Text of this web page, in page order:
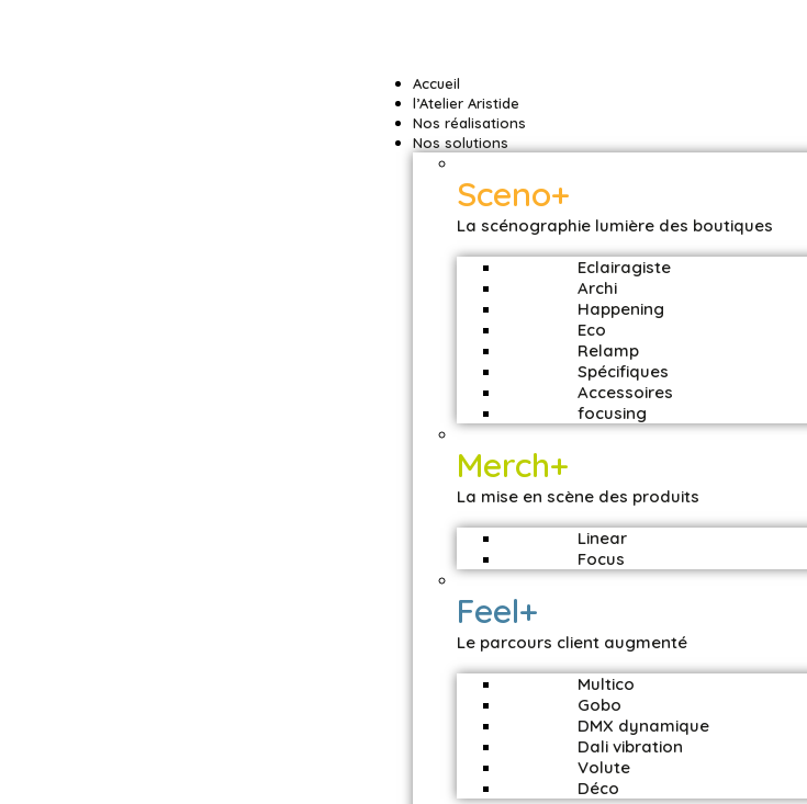
Accueil
l’Atelier Aristide
Nos réalisations
Nos solutions
Sceno+
La scénographie lumière des boutiques
Eclairagiste
Archi
Happening
Eco
Relamp
Spécifiques
Accessoires
focusing
Merch+
La mise en scène des produits
Linear
Focus
Feel+
Le parcours client augmenté
Multico
Gobo
DMX dynamique
Dali vibration
Volute
Déco